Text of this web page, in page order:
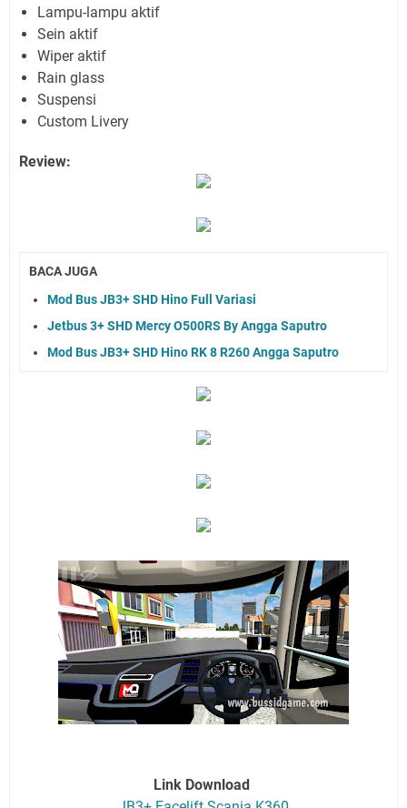
Lampu-lampu aktif
Sein aktif
Wiper aktif
Rain glass
Suspensi
Custom Livery
Review:
BACA JUGA
Mod Bus JB3+ SHD Hino Full Variasi
Jetbus 3+ SHD Mercy O500RS By Angga Saputro
Mod Bus JB3+ SHD Hino RK 8 R260 Angga Saputro
Link Download